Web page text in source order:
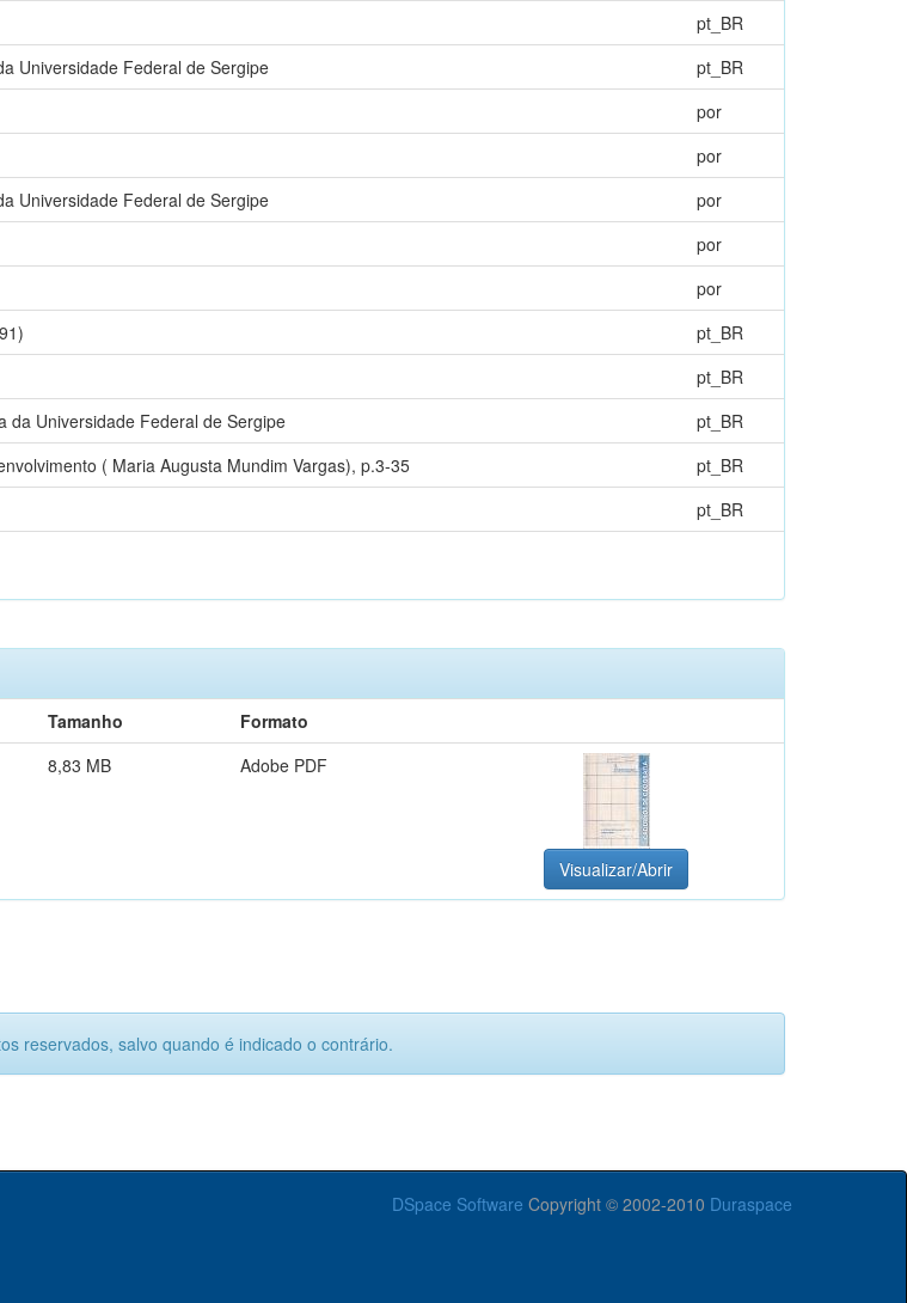
pt_BR
Universidade Federal de Sergipe
pt_BR
por
por
Universidade Federal de Sergipe
por
por
por
pt_BR
pt_BR
da Universidade Federal de Sergipe
pt_BR
( Maria Augusta Mundim Vargas), p.3-35
pt_BR
pt_BR
Tamanho
Formato
8,83 MB Adobe PDF
Visualizar/Abrir
reservados, salvo quando é indicado o contrário.
DSpace Software Copyright © 2002-2010 Duraspace